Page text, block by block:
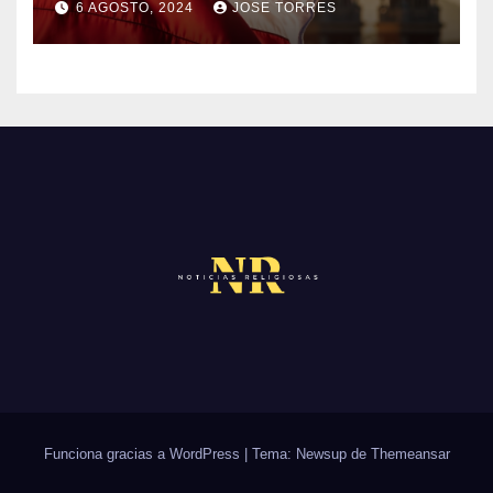
O
M
6 AGOSTO, 2024 JOSE TORRES
N
Funciona gracias a WordPress Tema: Newsup de Themeansar